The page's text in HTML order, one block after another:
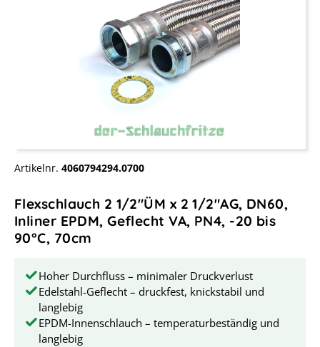
Artikelnr. 4060794294.0700
Flexschlauch 2 1/2"ÜM x 2 1/2"AG, DN60,
Inliner EPDM, Geflecht VA, PN4, -20 bis
90°C, 70cm
Hoher Durchfluss – minimaler Druckverlust
Edelstahl-Geflecht – druckfest, knickstabil und
langlebig
EPDM-Innenschlauch – temperaturbeständig und
langlebig